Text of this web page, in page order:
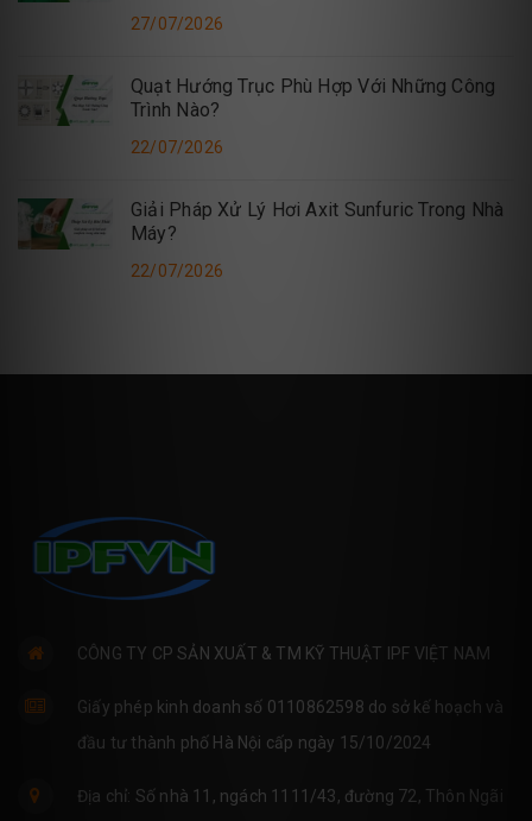
27/07/2026
Quạt Hướng Trục Phù Hợp Với Những Công
Trình Nào?
22/07/2026
Giải Pháp Xử Lý Hơi Axit Sunfuric Trong Nhà
Máy?
22/07/2026
CÔNG TY CP SẢN XUẤT & TM KỸ THUẬT IPF VIỆT NAM
Giấy phép kinh doanh số 0110862598 do sở kế hoạch và
đầu tư thành phố Hà Nội cấp ngày 15/10/2024
Địa chỉ: Số nhà 11, ngách 1111/43, đường 72, Thôn Ngãi